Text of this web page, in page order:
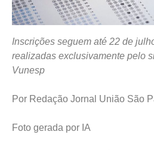
Inscrições seguem até 22 de
realizadas exclusivamente pelo
Vunesp
Por Redação Jornal União São
Foto gerada por IA